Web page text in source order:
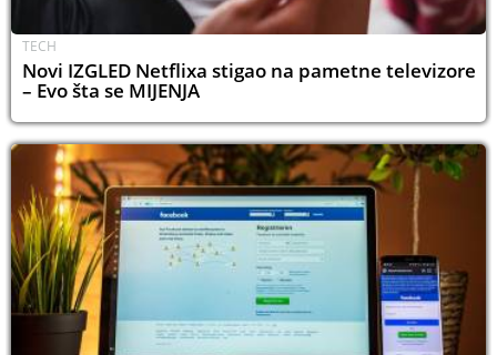
TECH
Novi IZGLED Netflixa stigao na pametne televizore
– Evo šta se MIJENJA